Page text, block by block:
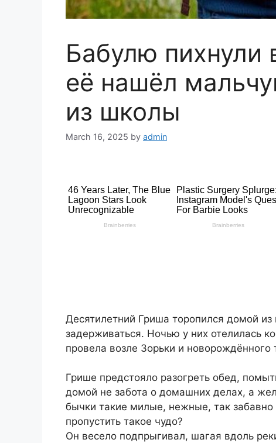
Бабулю пихнули
её нашёл
из школы
March 16, 2025 by admin
Десятилетний Гриша торопился домой
задерживаться. Ночью у них отелилась
провела возле Зорьки и новорождённого
Грише предстояло разогреть обед,
домой не забота о домашних делах, а
бычки такие милые, нежные, так
пропустить такое чудо?
Он весело подпрыгивал, шагая вдоль